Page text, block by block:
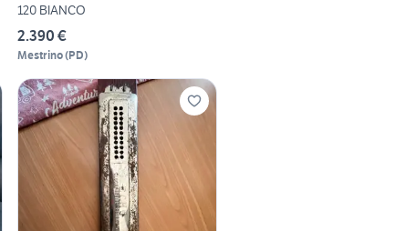
120 BIANCO
2.390 €
Mestrino(PD)